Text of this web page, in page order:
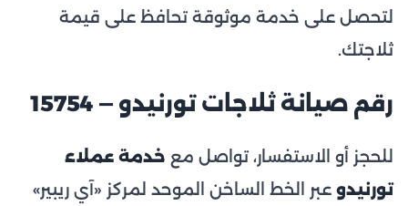
لتحصل على خدمة موثوقة تحافظ على قيمة
ثلاجتك.
رقم صيانة ثلاجات تورنيدو — 15754
للحجز أو الاستفسار، تواصل مع خدمة عملاء
تورنيدو عبر الخط الساخن الموحد لمركز «آي ريبير»